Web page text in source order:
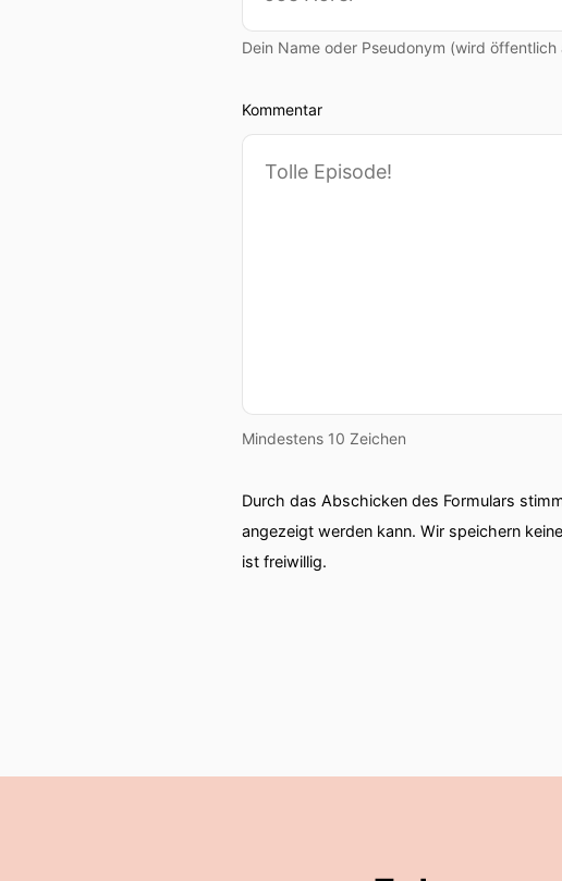
Dein Name oder Pseudonym (wird
Kommentar
Mindestens 10 Zeichen
Durch das Abschicken des Formulars
angezeigt werden kann. Wir speichern
ist freiwillig.